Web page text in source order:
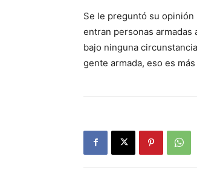
Se le preguntó su
entran personas armadas
bajo ninguna
gente armada, eso es